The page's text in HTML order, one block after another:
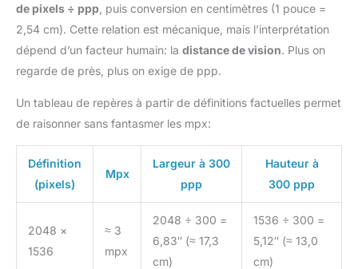
de pixels ÷ ppp , puis conversion en centimètres (1 pouce =
2,54 cm). Cette relation est mécanique, mais l’interprétation
dépend d’un facteur humain: la distance de vision. Plus on
regarde de près, plus on exige de ppp.
Un tableau de repères à partir de définitions factuelles permet
de raisonner sans fantasmer les mpx:
Définition
(pixels)
Mpx
Largeur à 300
ppp
Hauteur à
300 ppp
2048 ×
1536
≈ 3
mpx
2048 ÷ 300 =
6,83″ (≈ 17,3
cm)
1536 ÷ 300 =
5,12″ (≈ 13,0
cm)